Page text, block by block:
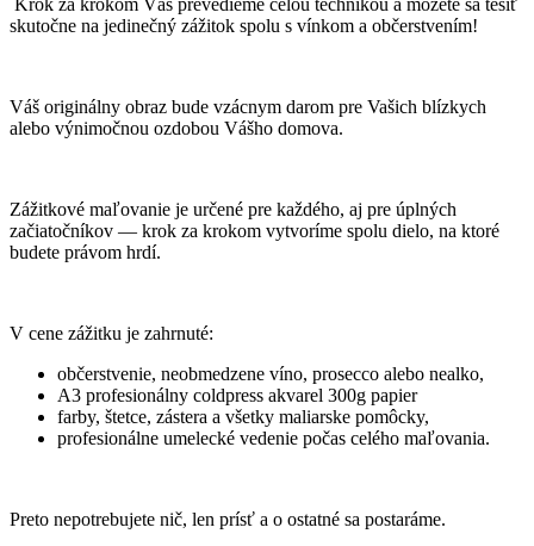
Krok za krokom Vás prevedieme celou technikou a môžete sa tešiť
skutočne na jedinečný zážitok spolu s vínkom a občerstvením!
Váš originálny obraz bude vzácnym darom pre Vašich blízkych
alebo výnimočnou ozdobou Vášho domova.
Zážitkové maľovanie je určené pre každého, aj pre úplných
začiatočníkov — krok za krokom vytvoríme spolu dielo, na ktoré
budete právom hrdí.
V cene zážitku je zahrnuté:
občerstvenie, neobmedzene víno, prosecco alebo nealko,
A3 profesionálny coldpress akvarel 300g papier
farby, štetce, zástera a všetky maliarske pomôcky,
profesionálne umelecké vedenie počas celého maľovania.
Preto nepotrebujete nič, len prísť a o ostatné sa postaráme.